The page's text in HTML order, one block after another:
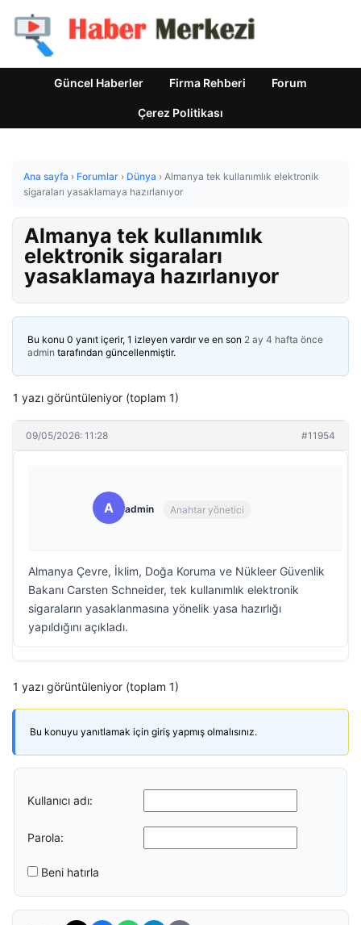
Güncel Haberler Firma Rehberi Forum
Çerez Politikası
Ana sayfa › Forumlar › Dünya › Almanya tek kullanımlık elektronik
sigaraları yasaklamaya hazırlanıyor
Almanya tek kullanımlık
elektronik sigaraları
yasaklamaya hazırlanıyor
Bu konu 0 yanıt içerir, 1 izleyen vardır ve en son 2 ay 4 hafta önce
admin tarafından güncellenmiştir.
1 yazı görüntüleniyor (toplam 1)
09/05/2026: 11:28 #11954
A admin Anahtar yönetici
Almanya Çevre, İklim, Doğa Koruma ve Nükleer Güvenlik
Bakanı Carsten Schneider, tek kullanımlık elektronik
sigaraların yasaklanmasına yönelik yasa hazırlığı
yapıldığını açıkladı.
1 yazı görüntüleniyor (toplam 1)
Bu konuyu yanıtlamak için giriş yapmış olmalısınız.
Kullanıcı adı:
Parola:
Beni hatırla